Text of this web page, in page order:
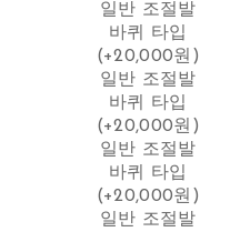
일반 조절발
바퀴 타입
(+20,000원)
일반 조절발
바퀴 타입
(+20,000원)
일반 조절발
바퀴 타입
(+20,000원)
일반 조절발